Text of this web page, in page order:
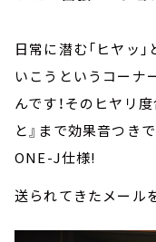
日常に潜む「ヒヤッ
いこうというコーナ
んです！そのヒヤリ
と』まで効果音つき
ONE-J仕様!
送られてきたメール